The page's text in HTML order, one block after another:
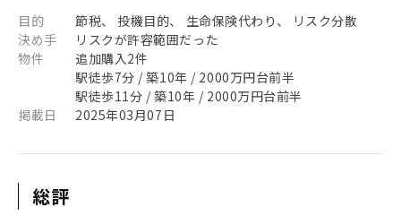
目的
節税、 投機目的、 生命保険代わり、 リスク分散
決め手
リスクが許容範囲だった
物件
追加購入2件
駅徒歩7分 / 築10年 / 2000万円台前半
駅徒歩11分 / 築10年 / 2000万円台前半
掲載日
2025年03月07日
総評